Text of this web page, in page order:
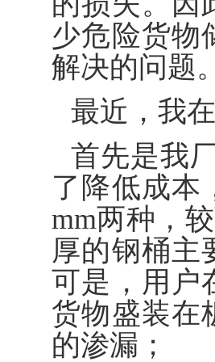
少危险货物
解决的问题。
最近，我
首先是我
了降低成本
mm两种，
厚的钢桶主
可是，用户
货物盛装在
的渗漏；